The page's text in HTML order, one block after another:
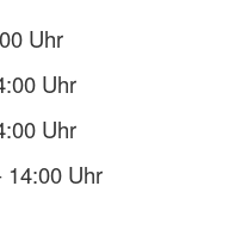
Uhr
Uhr
Uhr
14:00 Uhr